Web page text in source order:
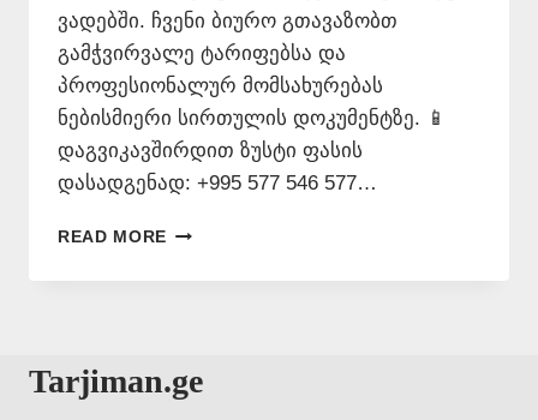
ვადებში. ჩვენი ბიურო გთავაზობთ
გამჭვირვალე ტარიფებსა და
პროფესიონალურ მომსახურებას
ნებისმიერი სირთულის დოკუმენტზე. 📱
დაგვიკავშირდით ზუსტი ფასის
დასადგენად: +995 577 546 577…
READ MORE ᲜᲝᲢᲐᲠᲘᲣᲚᲘ
ᲤᲐᲡᲘ
577
Tarjiman.ge